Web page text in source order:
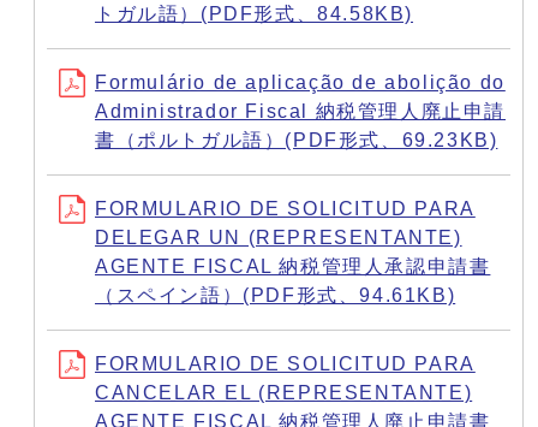
トガル語）(PDF形式、84.58KB)
Formulário de aplicação de abolição do
Administrador Fiscal 納税管理人廃止申請
書（ポルトガル語）(PDF形式、69.23KB)
FORMULARIO DE SOLICITUD PARA
DELEGAR UN (REPRESENTANTE)
AGENTE FISCAL 納税管理人承認申請書
（スペイン語）(PDF形式、94.61KB)
FORMULARIO DE SOLICITUD PARA
CANCELAR EL (REPRESENTANTE)
AGENTE FISCAL 納税管理人廃止申請書